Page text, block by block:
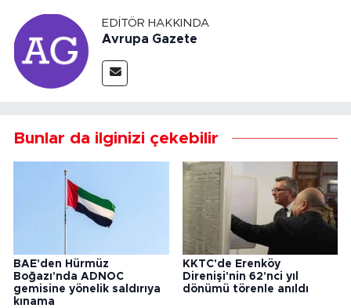
EDITÖR HAKKINDA
Avrupa Gazete
Bunlar da ilginizi çekebilir
BAE'den Hürmüz
Boğazı'nda ADNOC
gemisine yönelik saldırıya
kınama
KKTC'de Erenköy
Direnişi'nin 62'nci yıl
dönümü törenle anıldı